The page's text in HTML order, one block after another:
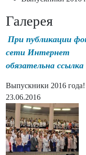
Галерея
При публикации
сети Интернет
обязательна
Выпускники 2016 года!
23.06.2016